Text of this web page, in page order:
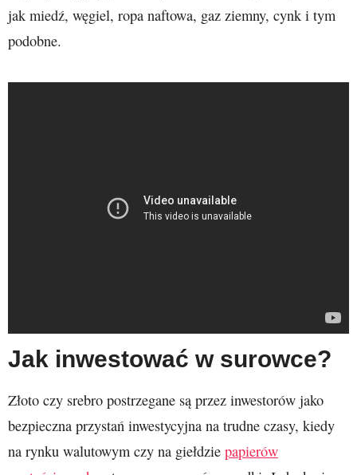
jak miedź, węgiel, ropa naftowa, gaz ziemny, cynk i tym
podobne.
Jak inwestować w surowce?
Złoto czy srebro postrzegane są przez inwestorów jako
bezpieczna przystań inwestycyjna na trudne czasy, kiedy
na rynku walutowym czy na giełdzie papierów